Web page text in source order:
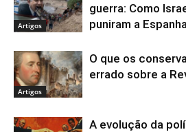
Artigos
guerra: Como
puniram a
Artigos
O que os
errado sobre a
A evolução da